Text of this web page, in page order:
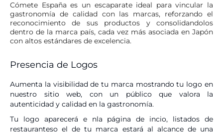
Cómete España es un escaparate ideal para vincular la
gastronomía de calidad con las marcas, reforzando el
reconocimiento de sus productos y consolidandolos
dentro de la marca país, cada vez más asociada en Japón
con altos estándares de excelencia.
Presencia de Logos
Aumenta la visibilidad de tu marca mostrando tu logo en
nuestro sitio web, con un público que valora la
autenticidad y calidad en la gastronomía.
Tu logo aparecerá e nla página de incio, listados de
restauranteso el de tu marca estará al alcance de una